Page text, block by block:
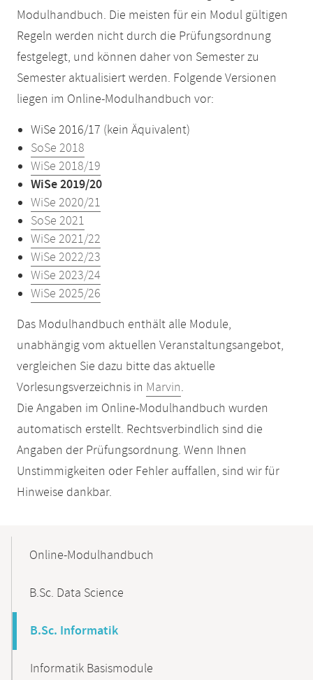
Modulhandbuch. Die meisten für ein Modul gültigen
Regeln werden nicht durch die Prüfungsordnung
festgelegt, und können daher von Semester zu
Semester aktualisiert werden. Folgende Versionen
liegen im Online-Modulhandbuch vor:
WiSe 2016/17 (kein Äquivalent)
SoSe 2018
WiSe 2018/19
WiSe 2019/20
WiSe 2020/21
SoSe 2021
WiSe 2021/22
WiSe 2022/23
WiSe 2023/24
WiSe 2025/26
Das Modulhandbuch enthält alle Module,
unabhängig vom aktuellen Veranstaltungsangebot,
vergleichen Sie dazu bitte das aktuelle
Vorlesungsverzeichnis in Marvin.
Die Angaben im Online-Modulhandbuch wurden
automatisch erstellt. Rechtsverbindlich sind die
Angaben der Prüfungsordnung. Wenn Ihnen
Unstimmigkeiten oder Fehler auffallen, sind wir für
Hinweise dankbar.
NavigationOnline-Modulhandbuch
B.Sc. Data Science
B.Sc. Informatik
Informatik Basismodule